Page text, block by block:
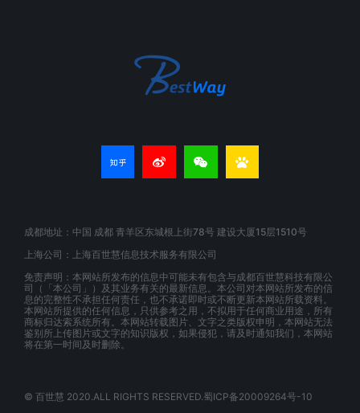
成都地址：中国 成都 青羊区东城根上街78号 建设大厦15层1510号
上海公司：上海百世慧信息技术服务有限公司
免责声明：本网站所发布的信息中可能未有包含与成都百世慧科技有限公
司（「本公司」）及其业务有关的最新信息。本公司对本网站所发布的信
息的完整性不承担任何责任，也不承诺即时或不断更新本网站所载资料。
本网站所提供的任何信息，只供参考之用，不拟用于任何商业用途，所有
商标归达索系统所有。本网站转载图片、文字之类版权申明，本网站无法
鉴别所上传图片或文字的知识版权，如果侵犯，请及时通知我们，本网站
将在第一时间及时删除。
© 百世慧 2020.ALL RIGHTS RESERVED.蜀ICP备20009264号-10